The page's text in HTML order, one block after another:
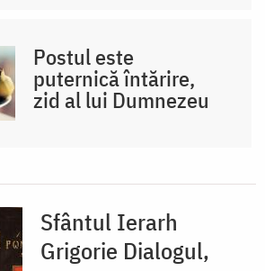
Postul este
puternică întărire,
zid al lui Dumnezeu
Sfântul Ierarh
Grigorie Dialogul,